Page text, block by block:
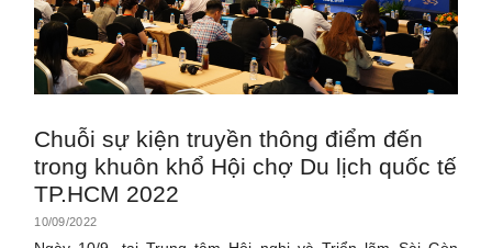
Chuỗi sự kiện truyền thông điểm đến
trong khuôn khổ Hội chợ Du lịch quốc tế
TP.HCM 2022
10/09/2022